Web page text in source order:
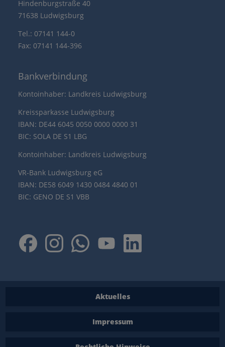
Hindenburgstraße 40
71638 Ludwigsburg
Tel.: 07141 144-0
Fax: 07141 144-396
Bankverbindung
Kontoinhaber: Landkreis Ludwigsburg
Kreissparkasse Ludwigsburg
IBAN: DE44 6045 0050 0000 0000 31
BIC: SOLA DE S1 LBG
Kontoinhaber: Landkreis Ludwigsburg
VR-Bank Ludwigsburg eG
IBAN: DE58 6049 1430 0484 4840 01
BIC: GENO DE S1 VBB
Aktuelles
Impressum